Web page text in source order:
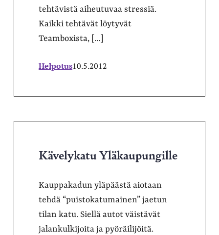
tehtävistä aiheutuvaa stressiä.
Kaikki tehtävät löytyvät
Teamboxista, […]
Helpotus10.5.2012
Kävelykatu Yläkaupungille
Kauppakadun yläpäästä aiotaan
tehdä “puistokatumainen” jaetun
tilan katu. Siellä autot väistävät
jalankulkijoita ja pyöräilijöitä.